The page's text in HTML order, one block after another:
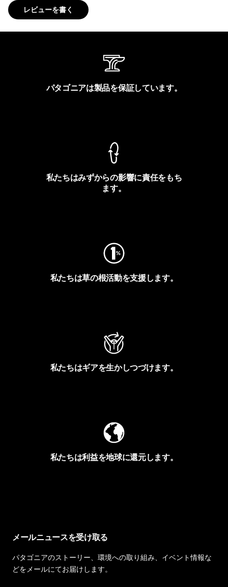
レビューを書く
パタゴニアは製品を保証しています。
私たちはみずからの影響に責任をもち
ます。
私たちは草の根活動を支援します。
私たちはギアを生かしつづけます。
私たちは利益を地球に還元します。
メールニュースを受け取る
パタゴニアのストーリー、環境への取り組み、イベント情報な
どをメールにてお届けします。